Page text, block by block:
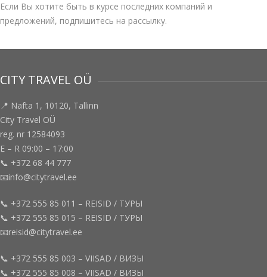
Если Вы хотите быть в курсе последних компаний и
предложений, подпишитесь на рассылку.
CITY TRAVEL OÜ
📍 Nafta 1, 10120, Tallinn
City Travel OÜ
reg. nr 12584093
E – R 09:00 – 17:00
📞 +372 68 44 777
📧info@citytravel.ee
📞 +372 555 85 011 – REISID / ТУРЫ
📞 +372 555 85 015 – REISID / ТУРЫ
📧reisid@citytravel.ee
📞 +372 555 85 003 – VIISAD / ВИЗЫ
📞 +372 555 85 008 – VIISAD / ВИЗЫ